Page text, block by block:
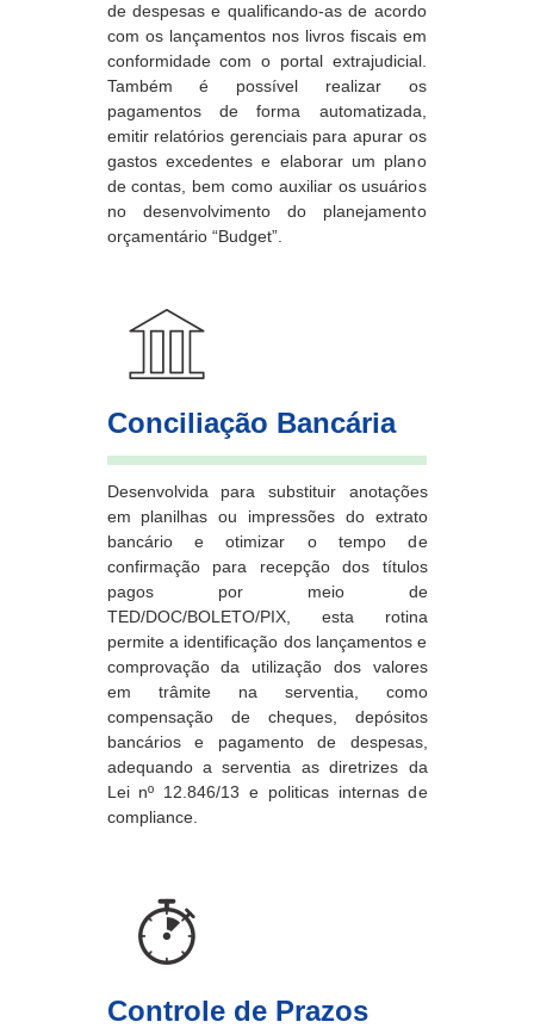
de despesas e qualificando-as de acordo
com os lançamentos nos livros fiscais em
conformidade com o portal extrajudicial.
Também é possível realizar os
pagamentos de forma automatizada,
emitir relatórios gerenciais para apurar os
gastos excedentes e elaborar um plano
de contas, bem como auxiliar os usuários
no desenvolvimento do planejamento
orçamentário “Budget”.
Conciliação Bancária
Desenvolvida para substituir anotações
em planilhas ou impressões do extrato
bancário e otimizar o tempo de
confirmação para recepção dos títulos
pagos por meio de
TED/DOC/BOLETO/PIX, esta rotina
permite a identificação dos lançamentos e
comprovação da utilização dos valores
em trâmite na serventia, como
compensação de cheques, depósitos
bancários e pagamento de despesas,
adequando a serventia as diretrizes da
Lei nº 12.846/13 e politicas internas de
compliance.
Controle de Prazos